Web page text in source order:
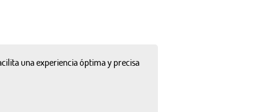
una experiencia óptima y precisa